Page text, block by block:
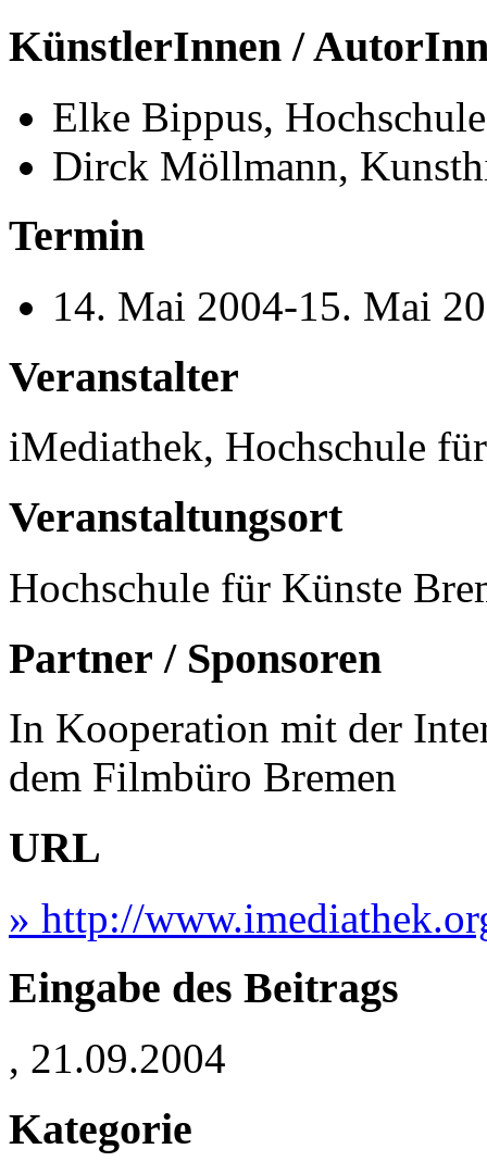
KünstlerInnen /
Elke Bippus,
Dirck Möllmann,
Termin
14. Mai 2004-15. Mai
Veranstalter
iMediathek, Hochschule
Veranstaltungsort
Hochschule für Künste
Partner / Sponsoren
In Kooperation mit der
dem Filmbüro Bremen
URL
» http://
Eingabe des Beitrags
, 21.09.2004
Kategorie